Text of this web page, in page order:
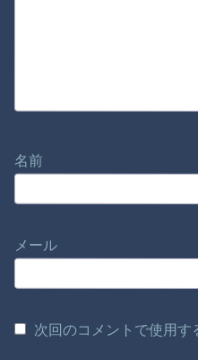
名前
メール
次回のコメントで使用